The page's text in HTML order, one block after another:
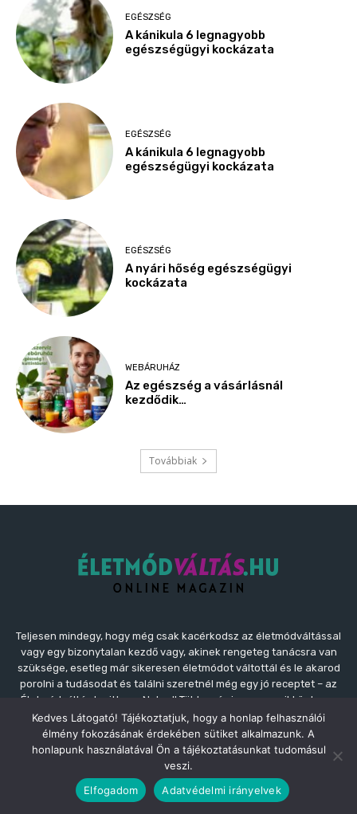
Teljesen mindegy, hogy még csak kacérkodsz az életmódváltással
vagy egy bizonytalan kezdő vagy, akinek rengeteg tanácsra van
szüksége, esetleg már sikeresen életmódot váltottál és le akarod
porolni a tudásodat és találni szeretnél még egy jó receptet – az
Életmódváltás.hu itt van Neked! Több száz ingyenes cikkünk van
mindenféle témában, tehát Neked csak el kell kezdened az
életmódváltást, válj magabiztossá és kezdd el megosztani a
tapasztalataidat, eredményeidet az egészségesebb, boldogabb
önmagadról a barátaidnak, a családodnak!
Kapcsolat:kapcsolat@eletmodvaltas.hu
Kedves Látogató! Tájékoztatjuk, hogy a honlap felhasználói
élmény fokozásának érdekében sütiket alkalmazunk. A
honlapunk használatával Ön a tájékoztatásunkat tudomásul
veszi.
Elfogadom
Adatvédelmi irányelvek